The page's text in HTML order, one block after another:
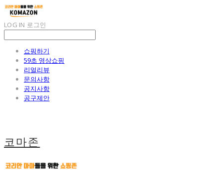
LOG IN 로그인
쇼핑하기
59초 영상쇼핑
리얼리뷰
문의사항
공지사항
공구제안
코마존